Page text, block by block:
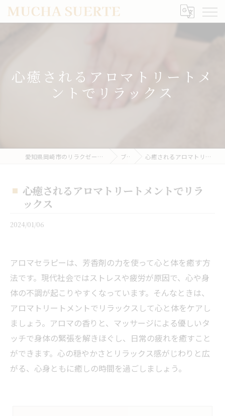
心癒されるアロマトリートメ
ントでリラックス
愛知県岡崎市のリラクゼーションならMUCHA SUERTE ブログ 心癒されるアロマトリートメントでリラックス
心癒されるアロマトリートメントでリラ
ックス
2024/01/06
アロマセラピーは、芳香剤の力を使って心と体を癒す方
法です。現代社会ではストレスや疲労が原因で、心や身
体の不調が起こりやすくなっています。そんなときは、
アロマトリートメントでリラックスして心と体をケアし
ましょう。アロマの香りと、マッサージによる優しいタ
ッチで身体の緊張を解きほぐし、日常の疲れを癒すこと
ができます。心の穏やかさとリラックス感がじわりと広
がる、心身ともに癒しの時間を過ごしましょう。